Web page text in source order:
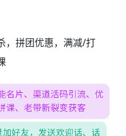
，拼团优惠，满减/打